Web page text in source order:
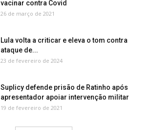
vacinar contra Covid
26 de março de 2021
Lula volta a criticar e eleva o tom contra
ataque de...
23 de fevereiro de 2024
Suplicy defende prisão de Ratinho após
apresentador apoiar intervenção militar
19 de fevereiro de 2021